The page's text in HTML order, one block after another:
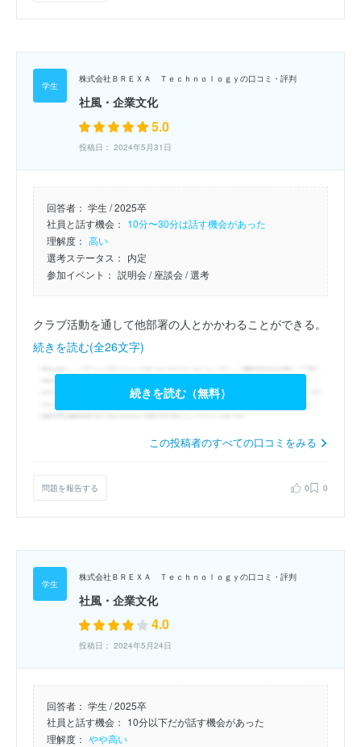
株式会社ＢＲＥＸＡ Ｔｅｃｈｎｏｌｏｇｙの口コミ・評判
社風・企業文化
5.0
投稿日： 2024年5月31日
回答者： 学生 / 2025卒
社員と話す機会： 10分〜30分は話す機会があった
理解度： 高い
選考ステータス： 内定
参加イベント： 説明会/ 座談会/ 選考
クラブ活動を通して他部署の人とかかわることができる。
続きを読む(全26文字)
続きを読む（無料）
この投稿者のすべての口コミをみる
問題を報告する 0 0
株式会社ＢＲＥＸＡ Ｔｅｃｈｎｏｌｏｇｙの口コミ・評判
社風・企業文化
4.0
投稿日： 2024年5月24日
回答者： 学生 / 2025卒
社員と話す機会： 10分以下だが話す機会があった
理解度： やや高い